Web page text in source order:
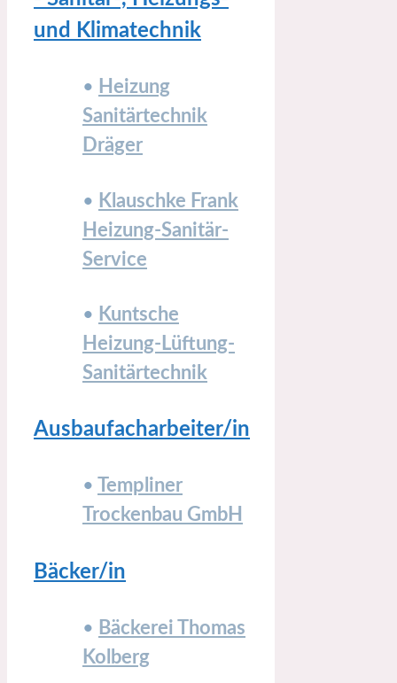
und Klimatechnik
• Heizung
Sanitärtechnik
Dräger
• Klauschke Frank
Heizung-Sanitär-
Service
• Kuntsche
Heizung-Lüftung-
Sanitärtechnik
Ausbaufacharbeiter/in
•
Templiner
Trockenbau GmbH
Bäcker/in
• Bäckerei Thomas
Kolberg